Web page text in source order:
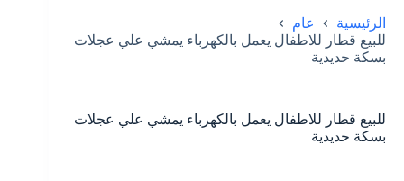
الرئيسية
عام
للبيع قطار للاطفال يعمل بالكهرباء يمشي علي عجلات
بسكة حديدية
للبيع قطار للاطفال يعمل بالكهرباء يمشي علي عجلات
بسكة حديدية